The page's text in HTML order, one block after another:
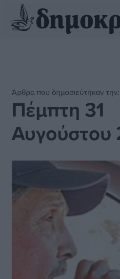
Άρθρα που δημοσιεύτηκαν την:
Πέμπτη 31
Αυγούστου